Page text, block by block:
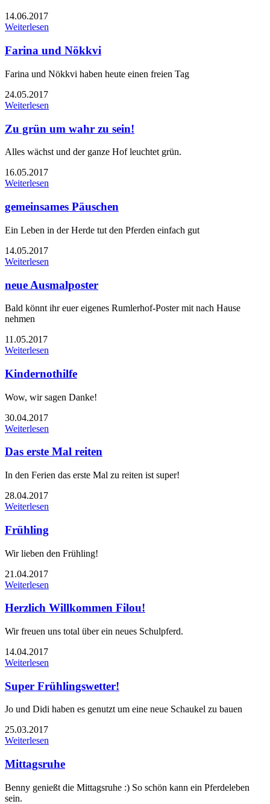
14.06.2017
Weiterlesen
Farina und Nökkvi
Farina und Nökkvi haben heute einen freien Tag
24.05.2017
Weiterlesen
Zu grün um wahr zu sein!
Alles wächst und der ganze Hof leuchtet grün.
16.05.2017
Weiterlesen
gemeinsames Päuschen
Ein Leben in der Herde tut den Pferden einfach gut
14.05.2017
Weiterlesen
neue Ausmalposter
Bald könnt ihr euer eigenes Rumlerhof-Poster mit nach Hause
nehmen
11.05.2017
Weiterlesen
Kindernothilfe
Wow, wir sagen Danke!
30.04.2017
Weiterlesen
Das erste Mal reiten
In den Ferien das erste Mal zu reiten ist super!
28.04.2017
Weiterlesen
Frühling
Wir lieben den Frühling!
21.04.2017
Weiterlesen
Herzlich Willkommen Filou!
Wir freuen uns total über ein neues Schulpferd.
14.04.2017
Weiterlesen
Super Frühlingswetter!
Jo und Didi haben es genutzt um eine neue Schaukel zu bauen
25.03.2017
Weiterlesen
Mittagsruhe
Benny genießt die Mittagsruhe :) So schön kann ein Pferdeleben
sein.